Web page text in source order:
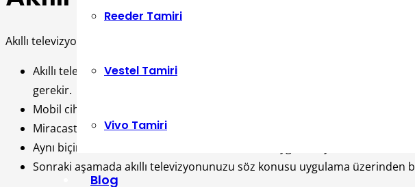
Reeder Tamiri
Vestel Tamiri
Vivo Tamiri
Blog
Akıllı televizyona yapılması gerekenler;
Akıllı televizyona sahipseniz akıllı telefonunuzun Wi-Fi üzerinden
gerekir.
Mobil cihazınıza ve televizyonunuza direk olarak Android tarafından
Miracast açısından televizyonunuzda yer alan ekran aynalama kısmına
Aynı biçimde akıllı telefonunuzdan söz konusu uygulamayı aktif
Sonraki aşamada akıllı televizyonunuzu söz konusu uygulama üzerinden